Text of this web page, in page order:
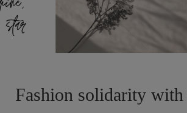
Fashion solidarity with